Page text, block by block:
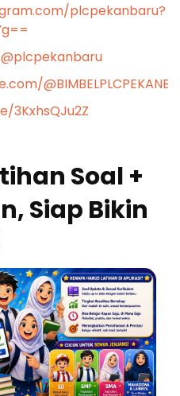
plcpekanbaru?
3KxhsQJu2Z
Soal +
Siap Bikin